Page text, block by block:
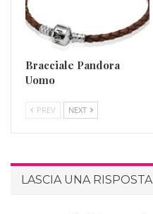
Bracciale Pandora
Uomo
PREV NEXT
LASCIA UNA RISPOSTA